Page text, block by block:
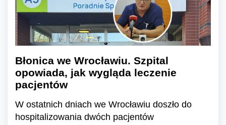
Błonica we Wrocławiu. Szpital
opowiada, jak wygląda leczenie
pacjentów
W ostatnich dniach we Wrocławiu doszło do
hospitalizowania dwóch pacjentów